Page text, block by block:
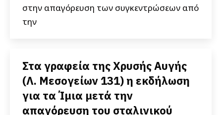
στην απαγόρευση των συγκεντρώσεων από
την
Στα γραφεία της Χρυσής Αυγής
(Λ. Μεσογείων 131) η εκδήλωση
για τα Ίμια μετά την
απαγόρευση του σταλινικού